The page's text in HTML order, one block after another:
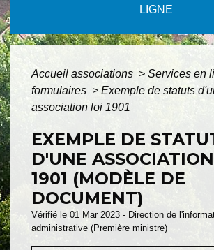
LIGNE
Accueil associations > Services en
formulaires > Exemple de statuts
association loi 1901
EXEMPLE DE
D'UNE
1901 (MODÈLE DE
DOCUMENT)
Vérifié le 01 Mar 2023 - Direction de
administrative (Première ministre)